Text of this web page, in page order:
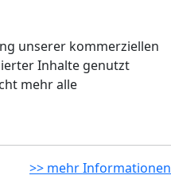
unserer kommerziellen
Inhalte genutzt
mehr alle
>> mehr Informationen